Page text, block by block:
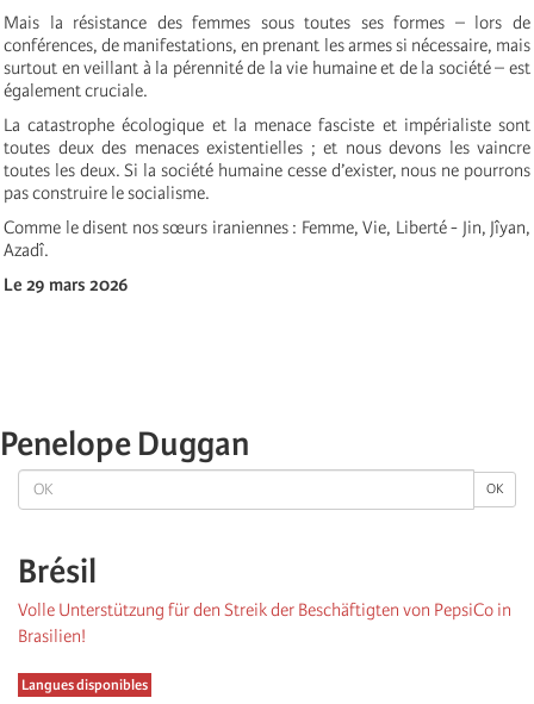
OK OK
Brésil
Volle Unterstützung für den Streik der Beschäftigten von PepsiCo in
Brasilien!
Langues disponibles
Mais la résistance des femmes sous toutes ses formes – lors de
conférences, de manifestations, en prenant les armes si nécessaire, mais
surtout en veillant à la pérennité de la vie humaine et de la société – est
également cruciale.
La catastrophe écologique et la menace fasciste et impérialiste sont
toutes deux des menaces existentielles ; et nous devons les vaincre
toutes les deux. Si la société humaine cesse d’exister, nous ne pourrons
pas construire le socialisme.
Comme le disent nos sœurs iraniennes : Femme, Vie, Liberté - Jin, Jîyan,
Azadî.
Le 29 mars 2026
Penelope Duggan